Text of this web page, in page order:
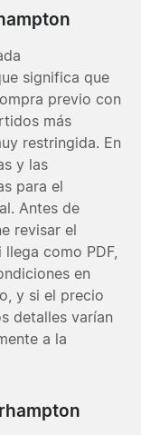
significa que
previo con
más
restringida. En
y las
para el
Antes de
revisar el
como PDF,
en
y si el precio
detalles varían
a la